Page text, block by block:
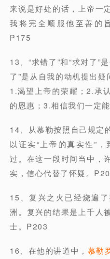
来说是好处的话，上帝一
我将完全顺服他至善的
P175
13、“求错了”和“求对了”
了”是从自我的动机提出疑
1.渴望上帝的荣耀；2.承
的恩惠；3.相信我们一定
14、从慕勒按照自己规定
以证实“上帝的真实性”
过。在这一段时间当中，
实，信心代替了怀疑。
15、复兴之火已经烧遍
洲。复兴的结果是上千人
士。P203
16、在他的讲道中， 慕勒